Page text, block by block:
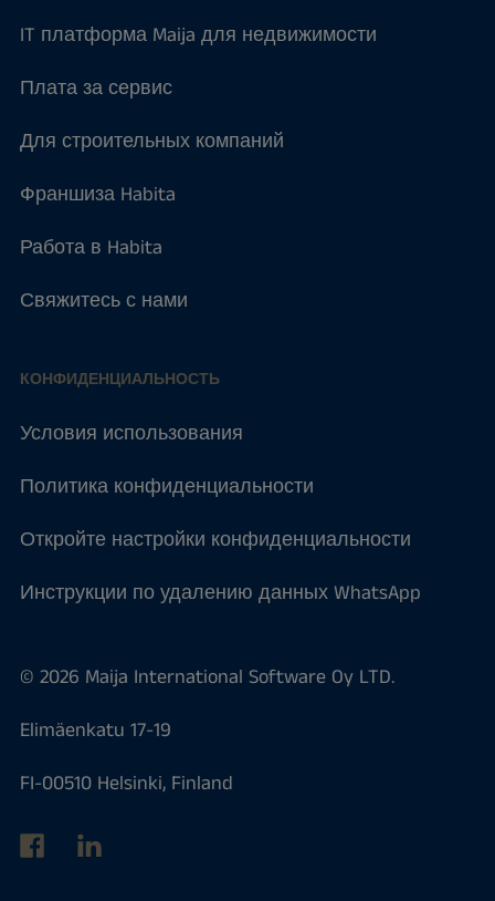
IT платформа Maija для недвижимости
Плата за сервис
Для строительных компаний
Франшиза Habita
Работа в Habita
Свяжитесь с нами
КОНФИДЕНЦИАЛЬНОСТЬ
Условия использования
Политика конфиденциальности
Откройте настройки конфиденциальности
Инструкции по удалению данных WhatsApp
© 2026 Maija International Software Oy LTD.
Elimäenkatu 17-19
FI-00510 Helsinki, Finland